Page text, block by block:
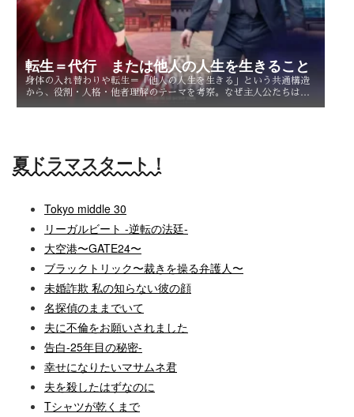
転生＝代行 または他人の人生を生きること
身体の入れ替わりや転生＝「他人の人生を生きる」という共通構造
から、役割・人格・他者理解のテーマを考察。なぜ主人公たちは他
夏ドラマスタート！
Tokyo middle 30
リーガルビート -逆転の法廷-
大空港〜GATE24〜
ブラックトリック〜裁きを操る弁護人〜
未婚詐欺 私の知らない彼の顔
名探偵のままでいて
夫に不倫をお願いされました
告白-25年目の秘密-
幸せになりたいマサムネ君
夫を殺したはずなのに
Tシャツが乾くまで